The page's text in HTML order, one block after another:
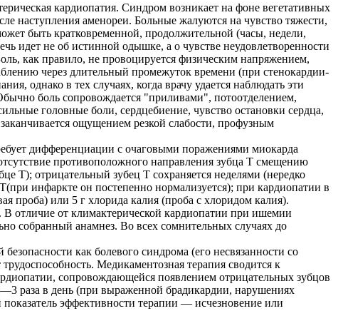
кардиопатия. Синдром возникает на фоне вегетативных
наступления аменореи. Больные жалуются на чувство тяжести,
быть кратковременной, продолжительной (часы, недели,
идет не об истинной одышке, а о чувстве неудовлетворенности
как правило, не провоцируется физическим напряжением,
через длительный промежуток времени (при стенокардии-
однако в тех случаях, когда врачу удается наблюдать эти
боль сопровождается "приливами", потоотделением,
головные боли, сердцебиение, чувство остановки сердца,
ощущением резкой слабости, профузным
дифференциации с очаговыми поражениями миокарда
противоположного направления зубца Т смещению
Т); отрицательный зубец Т сохраняется неделями (нередко
инфаркте он постепенно нормализуется); при кардиопатии в
проба) или 5 г хлорида калия (проба с хлоридом калия).
отличие от климактерической кардиопатии при ишемии
собранный анамнез. Во всех сомнительных случаях до
как болевого синдрома (его несвязанности со
Медикаментозная терапия сводится к
сопровождающейся появлением отрицательных зубцов
раза в день (при выраженной брадикардии, нарушениях
эффективности терапии — исчезновение или